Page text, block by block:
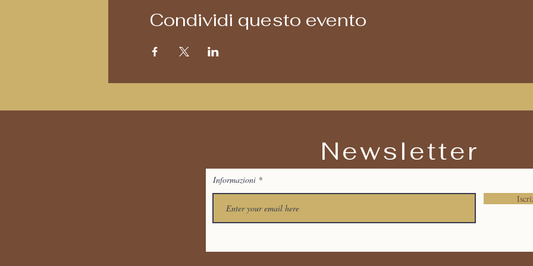
Condividi questo evento
Newsletter
Informazioni